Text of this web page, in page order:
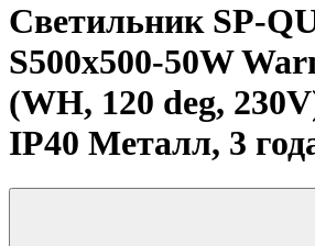
Светильник SP-
S500x500-50W
(WH, 120 deg,
IP40 Металл, 3